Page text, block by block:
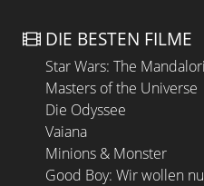
DIE BESTEN FILME
Star Wars: The
Masters of the Universe
Die Odyssee
Vaiana
Minions & Monster
Good Boy: Wir wollen